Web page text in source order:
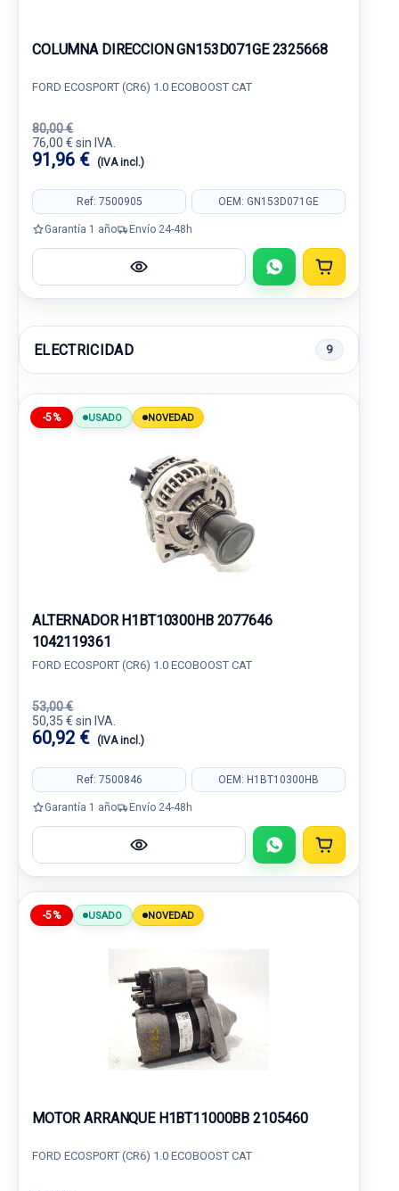
COLUMNA DIRECCION GN153D071GE 2325668
FORD ECOSPORT (CR6) 1.0 ECOBOOST CAT
80,00 €
76,00 € sin IVA.
91,96 € (IVA incl.)
Ref: 7500905 OEM: GN153D071GE
Garantía 1 año Envío 24-48h
ELECTRICIDAD 9
-5% USADO NOVEDAD
ALTERNADOR H1BT10300HB 2077646
1042119361
FORD ECOSPORT (CR6) 1.0 ECOBOOST CAT
53,00 €
50,35 € sin IVA.
60,92 € (IVA incl.)
Ref: 7500846 OEM: H1BT10300HB
Garantía 1 año Envío 24-48h
-5% USADO NOVEDAD
MOTOR ARRANQUE H1BT11000BB 2105460
FORD ECOSPORT (CR6) 1.0 ECOBOOST CAT